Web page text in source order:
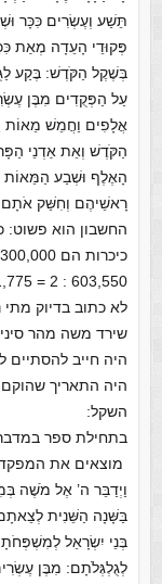
תֵּשַׁע וְעֶשְׂרִים כִּכָּר
פְּקוּדֵי הָעֵדָה מְאַת
בְּשֶׁקֶל הַקֹּדֶשׁ: בֶּקַע
עַל הַפְּקֻדִים מִבֶּן
אֲלָפִים וַחֲמֵשׁ מֵאוֹת
הַקֹּדֶשׁ וְאֵת אַדְנֵי
הָאֶלֶף וּשְׁבַע הַמֵּאוֹת
רָאשֵׁיהֶם וְחִשַּׁק
כיכרות הם 300,000.שקל
603,550 : 2 = 301,775
לא כתוב בדיוק
שירד משה מהר
היה חייב להסתיים
היה התאריך
השקל:
בתחילת ספר
מוצאים את
וַיְדַבֵּר ה’ אֶל מֹשֶׁה
בַּשָּׁנָה הַשֵּׁנִית
בְּנֵי יִשְׂרָאֵל
לְגֻלְגְּלֹתָם: מִבֶּן